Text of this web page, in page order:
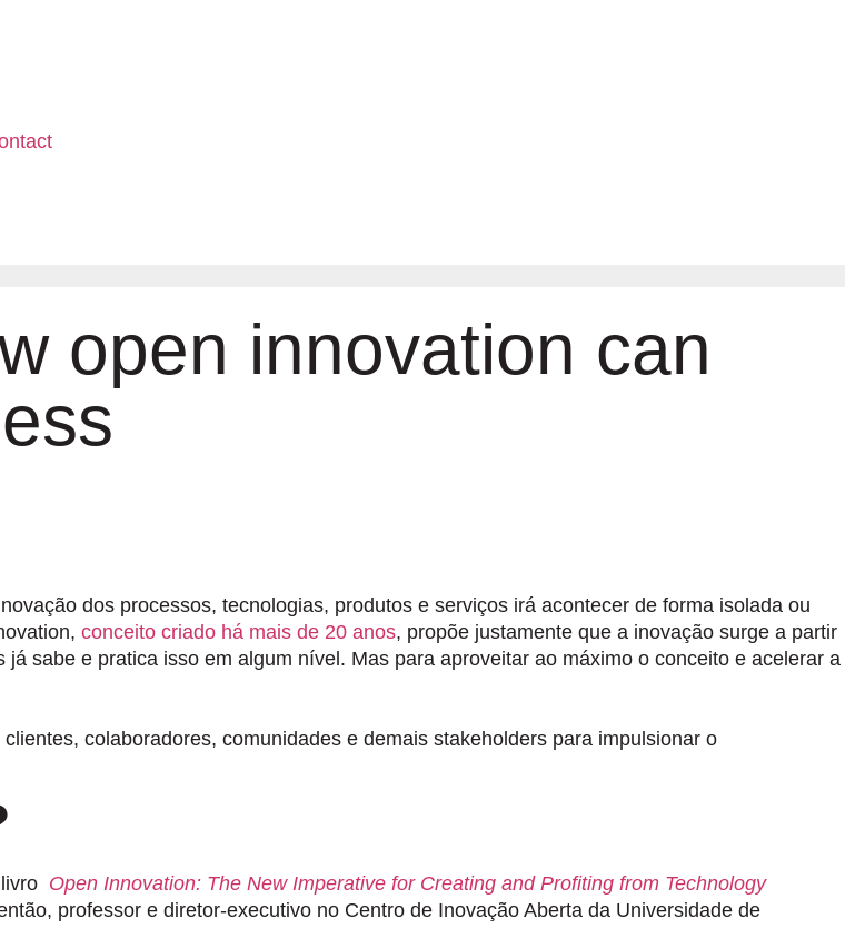
open innovation can
dos processos, tecnologias, produtos e serviços irá acontecer de forma isolada ou
conceito criado há mais de 20 anos, propõe justamente que a inovação surge a partir
já sabe e pratica isso em algum nível. Mas para aproveitar ao máximo o conceito e acelerar a
colaboradores, comunidades e demais stakeholders para impulsionar o
Open Innovation: The New Imperative for Creating and Profiting from Technology
professor e diretor-executivo no Centro de Inovação Aberta da Universidade de